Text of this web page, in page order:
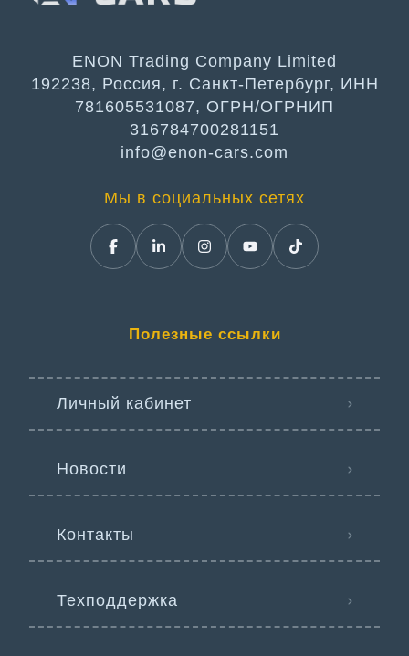
ENON Trading Company Limited
192238, Россия, г. Санкт-Петербург, ИНН
781605531087, ОГРН/ОГРНИП
316784700281151
info@enon-cars.com
Мы в социальных сетях
Полезные ссылки
Личный кабинет
Новости
Контакты
Техподдержка